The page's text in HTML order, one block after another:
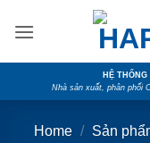
HỆ
Nhà sản xuất, phân phối
Home / Sản